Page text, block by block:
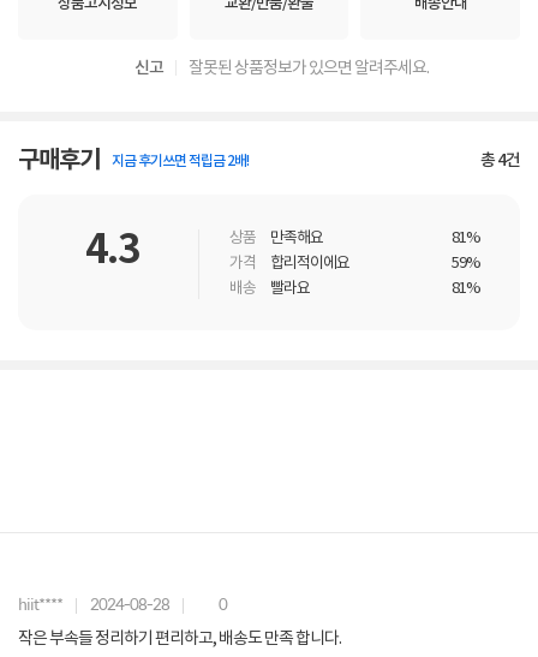
신고 잘못된 상품정보가 있으면 알려주세요.
구매후기 지금 후기쓰면 적립금 2배! 총4건
4.3 상품 만족해요
81%
가격
합리적이에요
59%
배송
빨라요 81%
hiit**** 2024-08-28 0
작은 부속들 정리하기 편리하고, 배송도 만족 합니다.